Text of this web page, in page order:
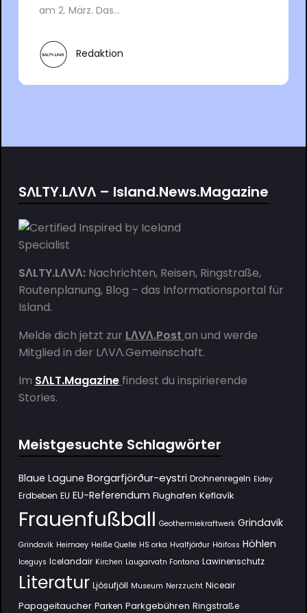
am 2. März. Das...
Redaktion
SΛLTY.LΛVΛ – Island.News.Magazine
SΛLTY.LΛVΛ:Nachrichten, Reisen, Ringstraße,
Routenplanung, Blog – das Informationsportal für
Island.
Melde dich jetzt zur LΛVΛ.Post an und werde
Mitglied in der LΛVΛ.Gemeinschaft.
Im SΛLT.Magazine findest du inspirierende
Stories.
Meistgesuchte Schlagwörter
Blaue Lagune Borgarfjörður-eystri Drohnenregeln Eldey
Erdbeben EU EU-Referendum Flughafen Keflavík
Frauenfußball Geothermiekraftwerk Grindavik
Grindavík Heimaey Heiße Quelle HS orka Hvalfjörður Háifoss Höhlen
Iceguys Icelandair Kirchen Laugarvatn Fontana Lawinenschutz
Literatur Ljósufjöll Museum Nerzzucht Niceair
Papageitaucher Parken Parkgebühren Ringstraße